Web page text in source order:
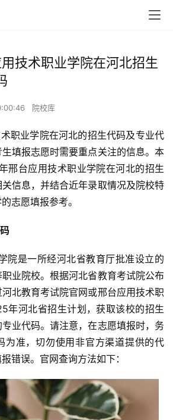
技术职业学院在河北招生
院校库
填报志愿时需要重点关注的信息。本
邢台应用技术职业学院在河北的招生
信息，并结合近年录取情况及院校特
志愿填报参考。
业院校。根据河北省教育考试院公布
北教育考试院官网或邢台应用技术职
年河北省招生计划，获取该校的招生
业代码。请注意，在志愿填报时，务
为准，切勿使用非官方渠道提供的代
错误。官网查询方法如下：